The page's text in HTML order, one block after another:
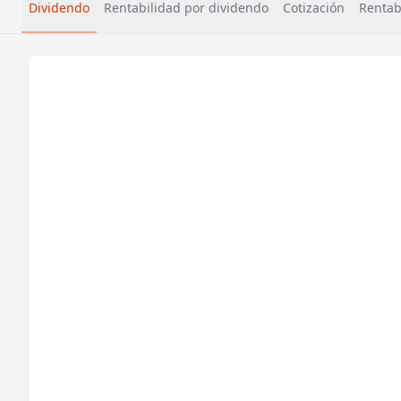
Dividendo Rentabilidad por dividendo Cotización